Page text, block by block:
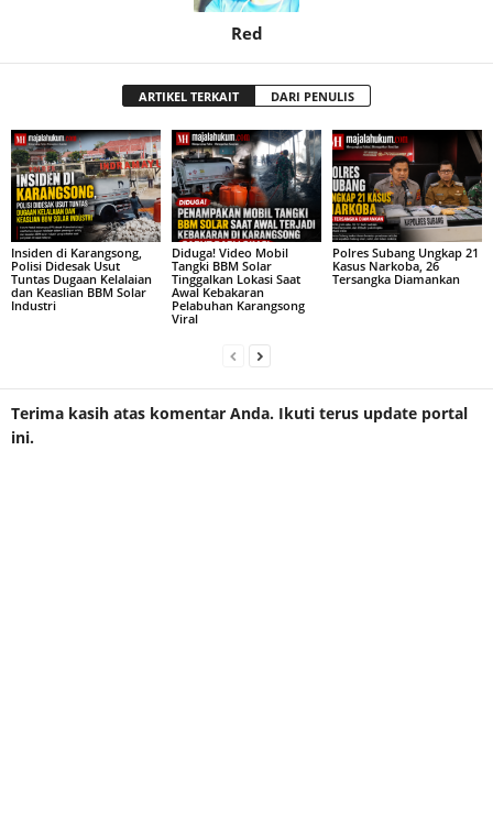
Red
ARTIKEL TERKAIT DARI PENULIS
Insiden di Karangsong,
Polisi Didesak Usut
Tuntas Dugaan Kelalaian
dan Keaslian BBM Solar
Industri
Diduga! Video Mobil
Tangki BBM Solar
Tinggalkan Lokasi Saat
Awal Kebakaran
Pelabuhan Karangsong
Viral
Polres Subang Ungkap 21
Kasus Narkoba, 26
Tersangka Diamankan
Terima kasih atas komentar Anda. Ikuti terus update portal
ini.